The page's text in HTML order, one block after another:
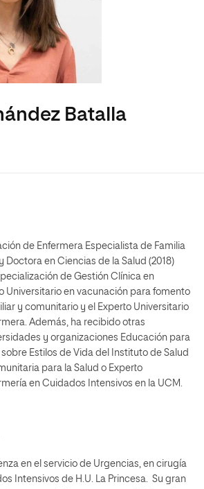
Batalla
de Enfermera Especialista de Familia
Doctora en Ciencias de la Salud (2018)
de Gestión Clínica en
Universitario en vacunación para fomento
y comunitario y el Experto Universitario
Además, ha recibido otras
y organizaciones Educación para
sobre Estilos de Vida del Instituto de Salud
para la Salud o Experto
en Cuidados Intensivos en la UCM.
en el servicio de Urgencias, en cirugía
Intensivos de H.U. La Princesa. Su gran